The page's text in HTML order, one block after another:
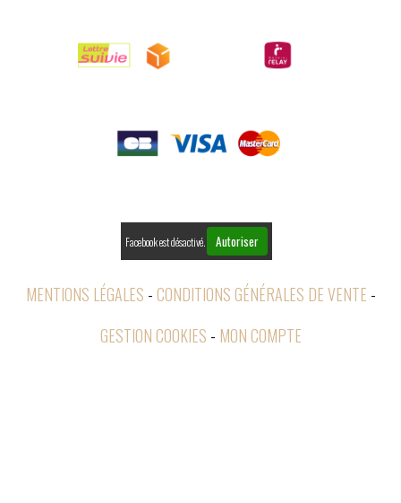
Facebook est désactivé. Autoriser
MENTIONS LÉGALES CONDITIONS GÉNÉRALES DE VENTE
GESTION COOKIES
MON COMPTE